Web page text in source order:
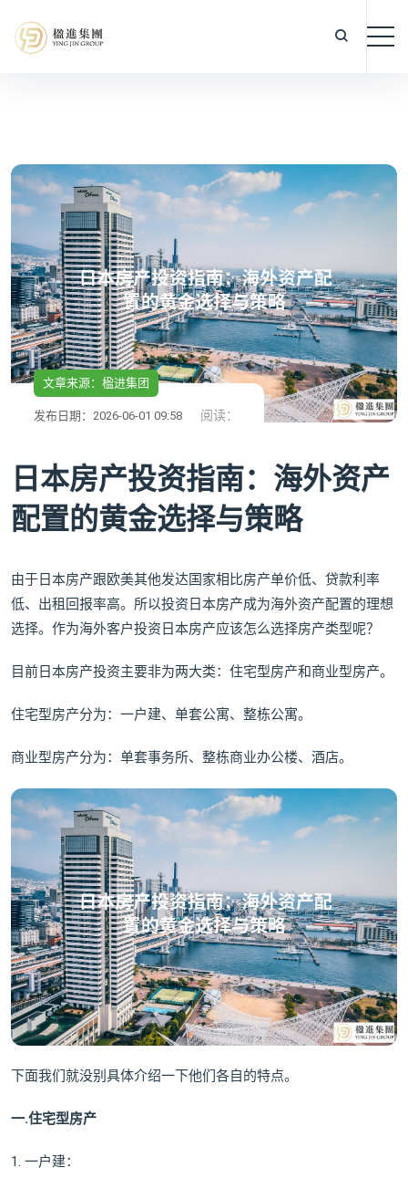
文章来源：楹进集团
发布日期：2026-06-01 09:58 阅读：
日本房产投资指南：海外资产
配置的黄金选择与策略
由于日本房产跟欧美其他发达国家相比房产单价低、贷款利率
低、出租回报率高。所以投资日本房产成为海外资产配置的理想
选择。作为海外客户投资日本房产应该怎么选择房产类型呢？
目前日本房产投资主要非为两大类：住宅型房产和商业型房产。
住宅型房产分为：一户建、单套公寓、整栋公寓。
商业型房产分为：单套事务所、整栋商业办公楼、酒店。
下面我们就没别具体介绍一下他们各自的特点。
一.住宅型房产
1. 一户建：